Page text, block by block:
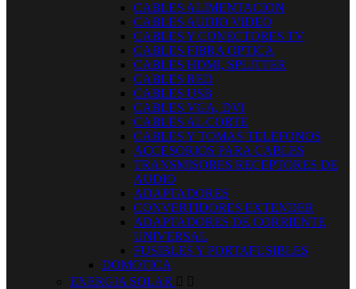
CABLES ALIMENTACION
CABLES AUDIO VIDEO
CABLES Y CONECTORES TV
CABLES FIBRA OPTICA
CABLES HDMI, SPLITTER
CABLES RED
CABLES USB
CABLES VGA, DVI
CABLES AL CORTE
CABLES Y TOMAS TELEFONOS
ACCESORIOS PARA CABLES
TRANSMISORES RECEPTORES DE
AUDIO
ADAPTADORES
CONVERTIDORES EXTENDER
ADAPTADORES DE CORRIENTE
UNIVERSAL
FUSIBLES Y PORTAFUSIBLES
DOMOTICA
ENERGIA SOLAR  